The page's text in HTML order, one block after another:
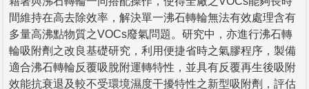
間維持在高去除效率，解決單一沸石轉輪無法有效處理含有
多量高沸點物質之VOCs廢氣問題。研究中，亦進行沸石轉
輪吸附劑之改良基礎研究，利用便捷省時之氣膠程序，製備
適合沸石轉輪反覆吸脫附運轉特性，並具有反覆再生後吸附
效能抗衰退及較不受環境濕度干擾特性之新型吸附劑，評估